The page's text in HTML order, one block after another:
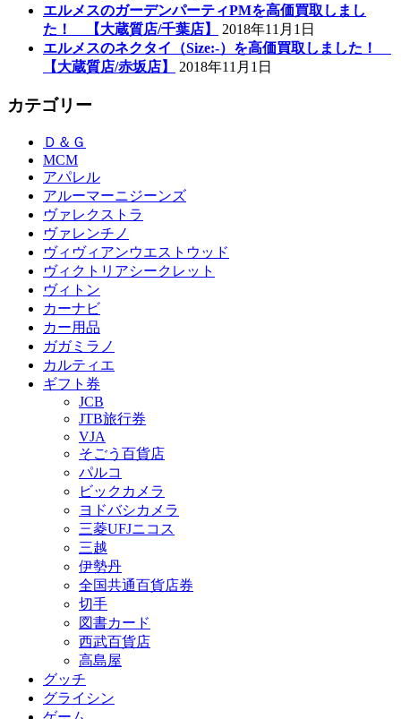
エルメスのガーデンパーティPMを高価買取しまし
た！ 【大蔵質店/千葉店】
2018年11月1日
エルメスのネクタイ（Size:-）を高価買取しました！
【大蔵質店/赤坂店】
2018年11月1日
カテゴリー
Ｄ＆Ｇ
MCM
アパレル
アルーマーニジーンズ
ヴァレクストラ
ヴァレンチノ
ヴィヴィアンウエストウッド
ヴィクトリアシークレット
ヴィトン
カーナビ
カー用品
ガガミラノ
カルティエ
ギフト券
JCB
JTB旅行券
VJA
そごう百貨店
パルコ
ビックカメラ
ヨドバシカメラ
三菱UFJニコス
三越
伊勢丹
全国共通百貨店券
切手
図書カード
西武百貨店
高島屋
グッチ
グライシン